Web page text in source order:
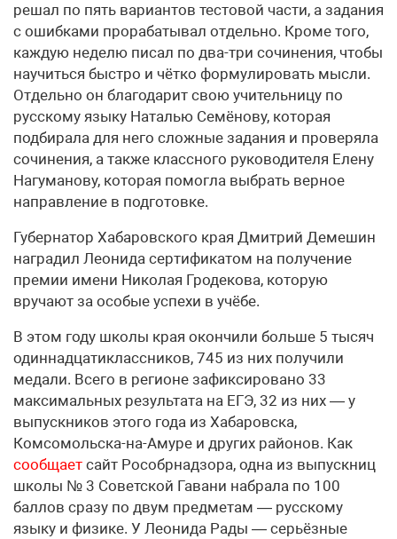
решал по пять вариантов тестовой части, а задания
с ошибками прорабатывал отдельно. Кроме того,
каждую неделю писал по два-три сочинения, чтобы
научиться быстро и чётко формулировать мысли.
Отдельно он благодарит свою учительницу по
русскому языку Наталью Семёнову, которая
подбирала для него сложные задания и проверяла
сочинения, а также классного руководителя Елену
Нагуманову, которая помогла выбрать верное
направление в подготовке.
Губернатор Хабаровского края Дмитрий Демешин
наградил Леонида сертификатом на получение
премии имени Николая Гродекова, которую
вручают за особые успехи в учёбе.
В этом году школы края окончили больше 5 тысяч
одиннадцатиклассников, 745 из них получили
медали. Всего в регионе зафиксировано 33
максимальных результата на ЕГЭ, 32 из них — у
выпускников этого года из Хабаровска,
Комсомольска-на-Амуре и других районов. Как
сообщает сайт Рособрнадзора, одна из выпускниц
школы № 3 Советской Гавани набрала по 100
баллов сразу по двум предметам — русскому
языку и физике. У Леонида Рады — серьёзные